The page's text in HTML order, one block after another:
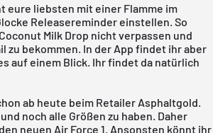
eure liebsten mit einer Flamme im
Releasereminder einstellen. So
Milk Drop nicht verpassen und
zu bekommen. In der App findet ihr aber
auf einem Blick. Ihr findet da natürlich
ab heute beim Retailer Asphaltgold.
noch alle Größen zu haben. Daher
neuen Air Force 1. Ansonsten könnt ihr